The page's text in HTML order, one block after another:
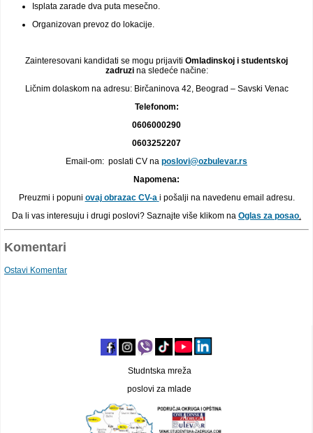
Studntska mreža
poslovi za mlade
Isplata zarade dva puta mesečno.
Organizovan prevoz do lokacije.
Zainteresovani kandidati se mogu prijaviti Omladinskoj i studentskoj
zadruzina sledeće načine:
Ličnim dolaskom na adresu: Birčaninova 42, Beograd – Savski Venac
Telefonom:
0606000290
0603252207
Email-om: poslati CV na poslovi@ozbulevar.rs
Napomena:
Preuzmi i popuni ovaj obrazac CV-a i pošalji na navedenu email adresu.
Da li vas interesuju i drugi poslovi? Saznajte više klikom na Oglas za posao
Komentari
Ostavi Komentar